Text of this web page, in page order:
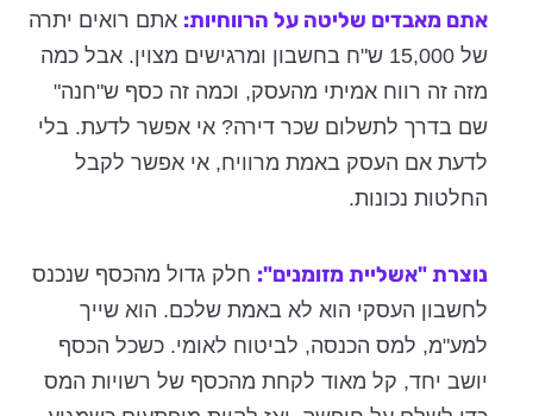
אתם מאבדים שליטה על הרווחיות: אתם רואים יתרה
של 15,000 ש"ח בחשבון ומרגישים מצוין. אבל כמה
מזה זה רווח אמיתי מהעסק, וכמה זה כסף ש"חנה"
שם בדרך לתשלום שכר דירה? אי אפשר לדעת. בלי
לדעת אם העסק באמת מרוויח, אי אפשר לקבל
החלטות נכונות.
נוצרת "אשליית מזומנים": חלק גדול מהכסף שנכנס
לחשבון העסקי הוא לא באמת שלכם. הוא שייך
למע"מ, למס הכנסה, לביטוח לאומי. כשכל הכסף
יושב יחד, קל מאוד לקחת מהכסף של רשויות המס